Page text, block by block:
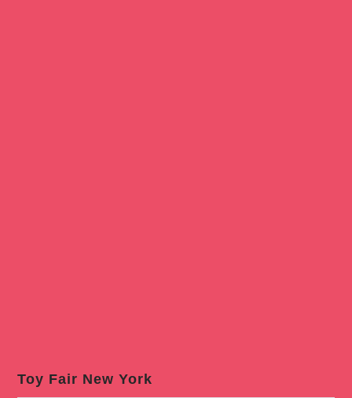
Toy Fair New York